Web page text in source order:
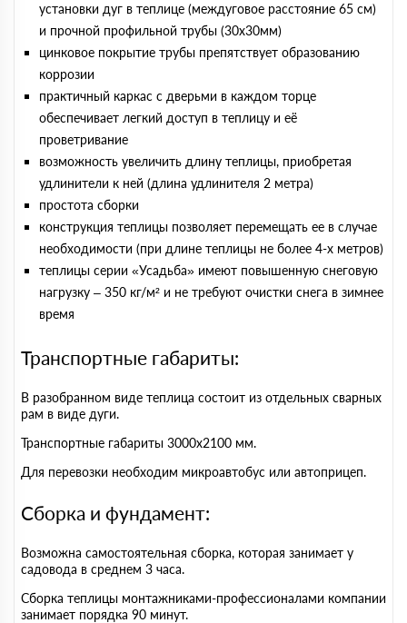
установки дуг в теплице (междуговое расстояние 65 см)
и прочной профильной трубы (30х30мм)
цинковое покрытие трубы препятствует образованию
коррозии
практичный каркас с дверьми в каждом торце
обеспечивает легкий доступ в теплицу и её
проветривание
возможность увеличить длину теплицы, приобретая
удлинители к ней (длина удлинителя 2 метра)
простота сборки
конструкция теплицы позволяет перемещать ее в случае
необходимости (при длине теплицы не более 4-х метров)
теплицы серии «Усадьба» имеют повышенную снеговую
нагрузку – 350 кг/м² и не требуют очистки снега в зимнее
время
Транспортные габариты:
В разобранном виде теплица состоит из отдельных сварных
рам в виде дуги.
Транспортные габариты 3000х2100 мм.
Для перевозки необходим микроавтобус или автоприцеп.
Сборка и фундамент:
Возможна самостоятельная сборка, которая занимает у
садовода в среднем 3 часа.
Сборка теплицы монтажниками-профессионалами компании
занимает порядка 90 минут.